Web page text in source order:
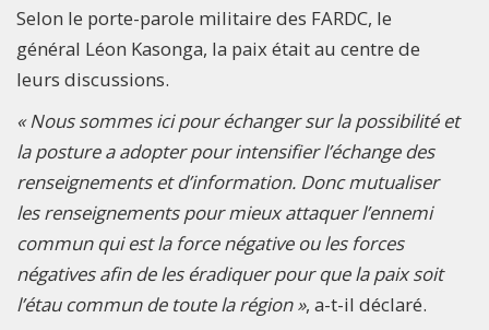
Selon le porte-parole militaire des FARDC, le
général Léon Kasonga, la paix était au centre de
leurs discussions.
« Nous sommes ici pour échanger sur la possibilité et
la posture a adopter pour intensifier l’échange des
renseignements et d’information. Donc mutualiser
les renseignements pour mieux attaquer l’ennemi
commun qui est la force négative ou les forces
négatives afin de les éradiquer pour que la paix soit
l’étau commun de toute la région », a-t-il déclaré.